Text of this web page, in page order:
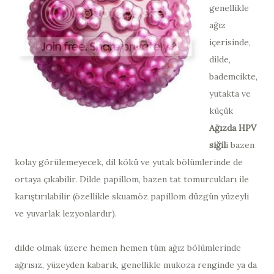
genellikle
ağız
içerisinde,
dilde,
bademcikte,
yutakta ve
küçük
Ağızda HPV
siğili bazen
kolay görülemeyecek, dil kökü ve yutak bölümlerinde de
ortaya çıkabilir. Dilde papillom, bazen tat tomurcukları ile
karıştırılabilir (özellikle skuamöz papillom düzgün yüzeyli
ve yuvarlak lezyonlardır).
dilde olmak üzere hemen hemen tüm ağız bölümlerinde
ağrısız, yüzeyden kabarık, genellikle mukoza renginde ya da